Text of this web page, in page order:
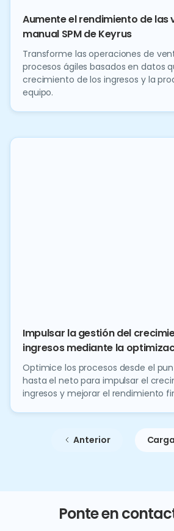
Aumente el rendimiento de las
manual SPM de Keyrus
Transforme las operaciones de
procesos ágiles basados en datos
crecimiento de los ingresos y la
equipo.
Impulsar la gestión del
ingresos mediante la
Optimice los procesos desde el
hasta el neto para impulsar el
ingresos y mejorar el rendimiento
Anterior
Ponte en